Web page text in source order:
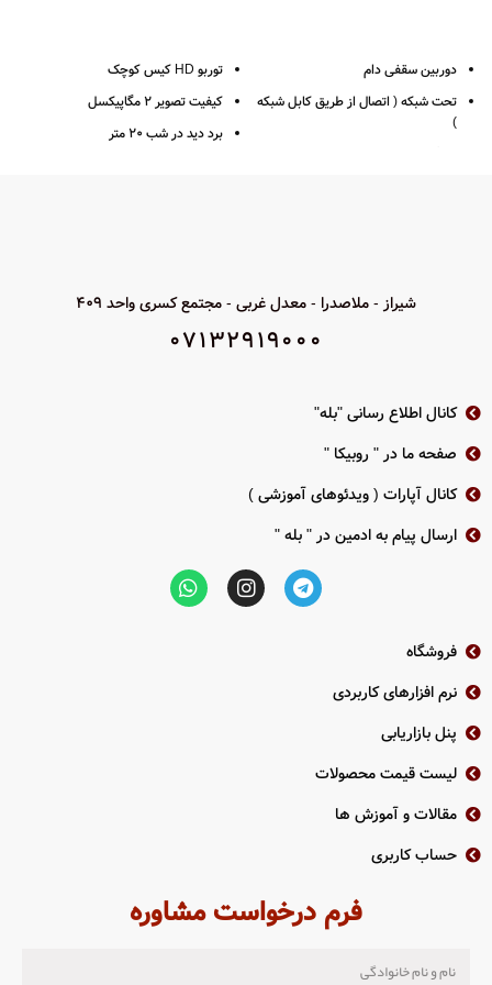
دوربین سقفی دام
تحت شبکه ( اتصال از طریق کابل شبکه
)
بدنه فلزی
توربو HD کیس کوچک
کیفیت تصویر 2 مگاپیکسل
برد دید در شب 20 متر
فرمت های پشتیبانی
TVI/AHD/CVI/CVBS
دو سال گارانتی پارس ارتباط
شیراز - ملاصدرا - معدل غربی - مجتمع کسری واحد 409
07132919000
کانال اطلاع رسانی "بله"
صفحه ما در " روبیکا "
کانال آپارات ( ویدئوهای آموزشی )
ارسال پیام به ادمین در " بله "
فروشگاه
نرم افزارهای کاربردی
پنل بازاریابی
لیست قیمت محصولات
مقالات و آموزش ها
حساب کاربری
فرم درخواست مشاوره